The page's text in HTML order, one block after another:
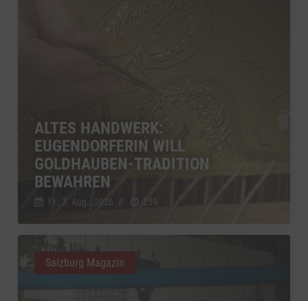
ALTES HANDWERK:
EUGENDORFERIN WILL
GOLDHAUBEN-TRADITION
BEWAHREN
Fr., 7. Aug.. 2026 // 259
Salzburg Magazin